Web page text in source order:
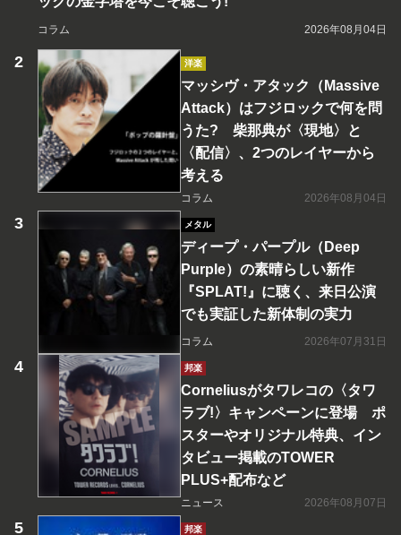
コラム 2026年08月04日
洋楽
マッシヴ・アタック（Massive
Attack）はフジロックで何を問
うた? 柴那典が〈現地〉と
〈配信〉、2つのレイヤーから
考える
コラム 2026年08月04日
メタル
ディープ・パープル（Deep
Purple）の素晴らしい新作
『SPLAT!』に聴く、来日公演
でも実証した新体制の実力
コラム 2026年07月31日
邦楽
Corneliusがタワレコの〈タワ
ラブ!〉キャンペーンに登場 ポ
スターやオリジナル特典、イン
タビュー掲載のTOWER
PLUS+配布など
ニュース 2026年08月07日
邦楽